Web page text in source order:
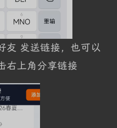
友 发送链接，也可以
右上角分享链接